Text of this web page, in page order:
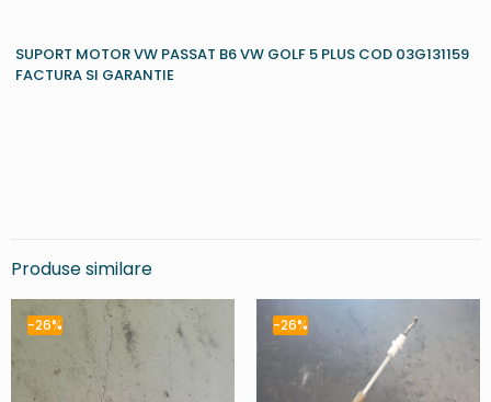
SUPORT MOTOR VW PASSAT B6 VW GOLF 5 PLUS COD 03G131159
FACTURA SI GARANTIE
Produse similare
-26% -26%